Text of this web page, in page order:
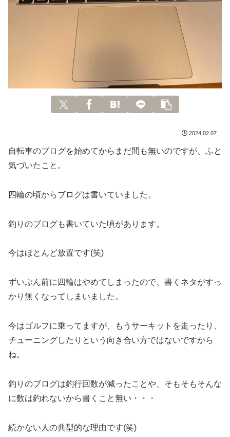
2024.02.07
自転車のブログを始めてからまだ間も無いのですが、ふと
気づいたこと。
四輪の頃からブログは書いていました。
釣りのブログも書いていた頃があります。
今はほとんど放置です(笑)
ずいぶん前に四輪はやめてしまったので、書くネタがすっ
かり無くなってしまいました。
今はゴルフに乗ってますが、もうサーキットを走ったり、
チューニングしたりという向き合い方ではないですから
ね。
釣りのブログは釣行回数が減ったことや、そもそもそんな
に数は釣れないから書くこと無い・・・
続かない人の典型的な理由です(笑)